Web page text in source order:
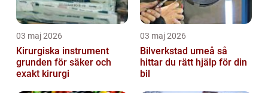
03 maj 2026
Kirurgiska instrument
grunden för säker och
exakt kirurgi
03 maj 2026
Bilverkstad umeå så
hittar du rätt hjälp för din
bil